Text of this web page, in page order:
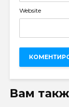
Website
Вам